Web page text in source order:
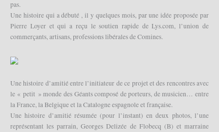
pas.
Une histoire qui a débuté , il y quelques mois, par une idée proposée par
Pierre Loyer et qui a reçu le soutien rapide de Lys.com, l’union de
commerçants, artisans, professions libérales de Comines.
Une histoire d’amitié entre l’initiateur de ce projet et des rencontres avec
le « petit » monde des Géants composé de porteurs, de musicien… entre
la France, la Belgique et la Catalogne espagnole et française.
Une histoire d’amitié résumée (pour l’instant) en deux photos, l’une
représentant les parrain, Georges Delizée de Flobecq (B) et marraine